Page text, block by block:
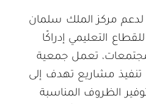
لدعم مركز الملك سلمان
التعليمي إدراكًا
تعمل جمعية
تنفيذ مشاريع تهدف إلى
الظروف المناسبة